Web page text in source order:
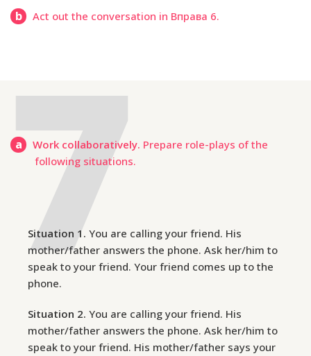
b Act out the conversation in Вправа 6.
a Work collaboratively. Prepare role-plays of the
following situations.
Situation 1. You are calling your friend. His
mother/father answers the phone. Ask her/him to
speak to your friend. Your friend comes up to the
phone.
Situation 2. You are calling your friend. His
mother/father answers the phone. Ask her/him to
speak to your friend. His mother/father says your